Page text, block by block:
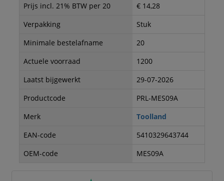
Prijs incl. 21% BTW per 20
€ 14,28
Verpakking
Stuk
Minimale bestelafname
20
Actuele voorraad
1200
Laatst bijgewerkt
29-07-2026
Productcode
PRL-MES09A
Merk
Toolland
EAN-code
5410329643744
OEM-code
MES09A